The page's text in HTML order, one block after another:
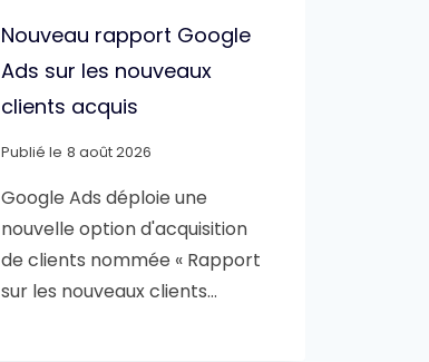
Nouveau rapport Google
Ads sur les nouveaux
clients acquis
Publié le 8 août 2026
Google Ads déploie une
nouvelle option d'acquisition
de clients nommée « Rapport
sur les nouveaux clients…